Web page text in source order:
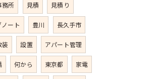
務所 見積 見積り
ート 豊川 長久手市
装 設置 アパート管理
何から 東京都 家電